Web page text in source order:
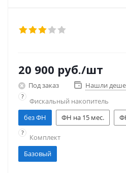
20 900 руб./шт
Под заказ Нашли
?
Фискальный накопитель
без ФН
ФН на 15 мес.
?
Комплект
Базовый